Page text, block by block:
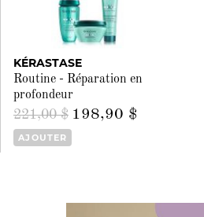
KÉRASTASE
Routine - Réparation en
profondeur
221,00 $ 198,90 $
AJOUTER